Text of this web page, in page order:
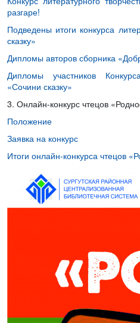
разгаре!
Подведены итоги конкурса
сказку»
Дипломы авторов сборника
Дипломы участников
«Сочини сказку»
3. Онлайн-конкурс чтецов
Положение
Заявка на конкурс
Итоги онлайн-конкурса чтецов